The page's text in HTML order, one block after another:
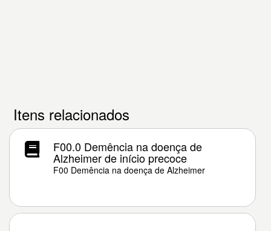
Itens relacionados
F00.0 Demência na doença de
Alzheimer de início precoce
F00 Demência na doença de Alzheimer